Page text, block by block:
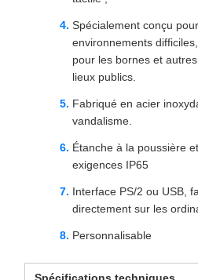
Spécialement conçu
environnements
pour les bornes et
lieux publics.
Fabriqué en acier
vandalisme.
Étanche à la poussière
exigences IP65
Interface PS/2 ou USB,
directement sur les
Personnalisable